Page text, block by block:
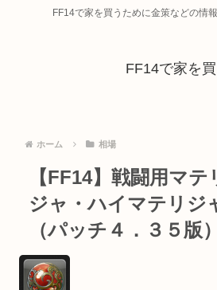
FF14で家を買うために金策などの情
FF14で家を買
ホーム 相場
【FF14】戦闘用マ
ジャ・ハイマテリ
（パッチ４．３５版）